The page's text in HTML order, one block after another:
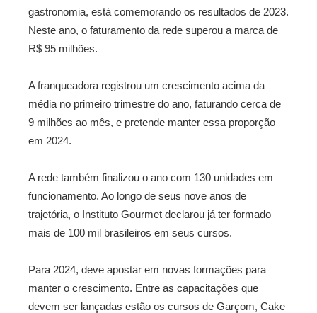
gastronomia, está comemorando os resultados de 2023.
Neste ano, o faturamento da rede superou a marca de
R$ 95 milhões.
A franqueadora registrou um crescimento acima da
média no primeiro trimestre do ano, faturando cerca de
9 milhões ao mês, e pretende manter essa proporção
em 2024.
A rede também finalizou o ano com 130 unidades em
funcionamento. Ao longo de seus nove anos de
trajetória, o Instituto Gourmet declarou já ter formado
mais de 100 mil brasileiros em seus cursos.
Para 2024, deve apostar em novas formações para
manter o crescimento. Entre as capacitações que
devem ser lançadas estão os cursos de Garçom, Cake